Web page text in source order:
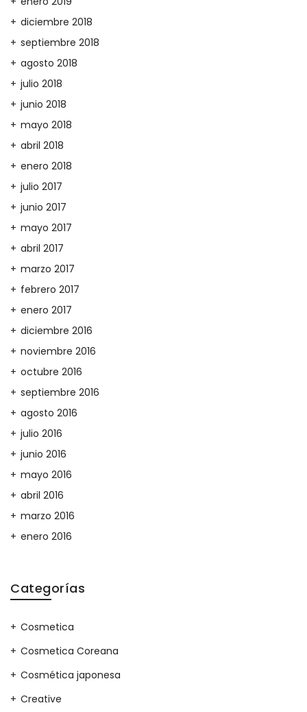
diciembre 2018
septiembre 2018
agosto 2018
julio 2018
junio 2018
mayo 2018
abril 2018
enero 2018
julio 2017
junio 2017
mayo 2017
abril 2017
marzo 2017
febrero 2017
enero 2017
diciembre 2016
noviembre 2016
octubre 2016
septiembre 2016
agosto 2016
julio 2016
junio 2016
mayo 2016
abril 2016
marzo 2016
enero 2016
Categorías
Cosmetica
Cosmetica Coreana
Cosmética japonesa
Creative